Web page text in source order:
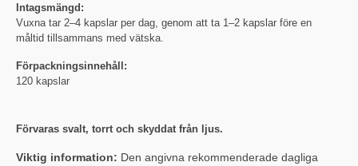
Intagsmängd:
Vuxna tar 2–4 kapslar per dag, genom att ta 1–2 kapslar före en
måltid tillsammans med vätska.
Förpackningsinnehåll:
120 kapslar
Förvaras svalt, torrt och skyddat från ljus.
Viktig information: Den angivna rekommenderade dagliga